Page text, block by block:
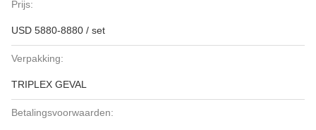
Prijs:
USD 5880-8880 / set
Verpakking:
TRIPLEX GEVAL
Betalingsvoorwaarden: